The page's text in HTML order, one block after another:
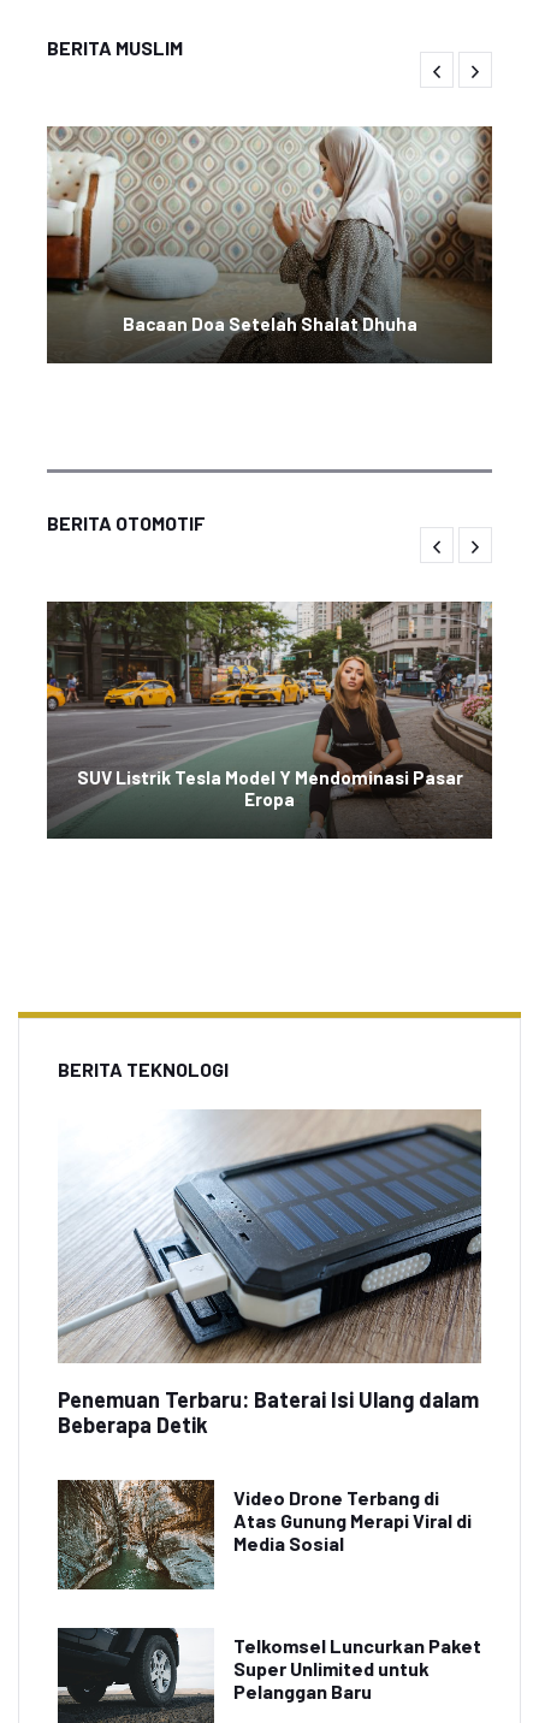
BERITA MUSLIM
Bacaan Doa Setelah Shalat Dhuha
BERITA OTOMOTIF
SUV Listrik Tesla Model Y Mendominasi Pasar
Eropa
BERITA TEKNOLOGI
Penemuan Terbaru: Baterai Isi Ulang dalam
Beberapa Detik
Video Drone Terbang di
Atas Gunung Merapi Viral di
Media Sosial
Telkomsel Luncurkan Paket
Super Unlimited untuk
Pelanggan Baru